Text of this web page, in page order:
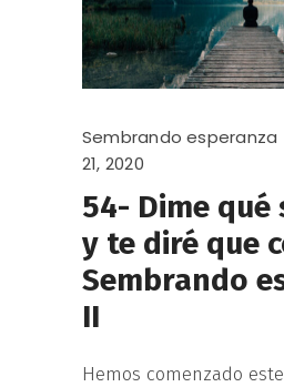
Sembrando esperanza
21, 2020
54- Dime qué
y te diré que
Sembrando
II
Hemos comenzado